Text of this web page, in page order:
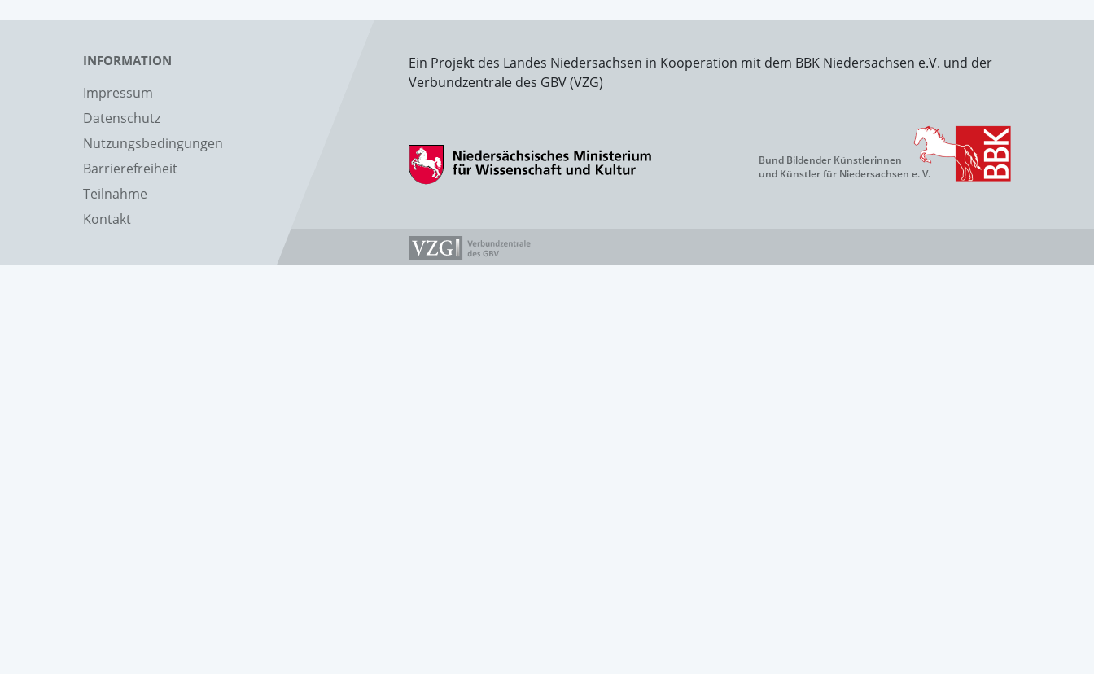
INFORMATION
Impressum
Datenschutz
Nutzungsbedingungen
Barrierefreiheit
Teilnahme
Kontakt
Ein Projekt des Landes Niedersachsen in Kooperation mit dem BBK Niedersachsen e.V. und der
Verbundzentrale des GBV (VZG)
Bund Bildender Künstlerinnen
und Künstler für Niedersachsen e. V.